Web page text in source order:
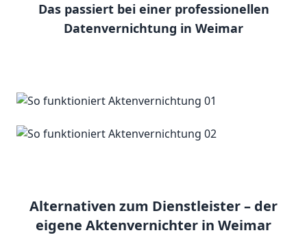
Das passiert bei einer professionellen
Datenvernichtung in Weimar
Alternativen zum Dienstleister – der
eigene Aktenvernichter in Weimar